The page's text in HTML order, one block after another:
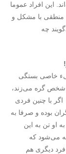
این افراد عموما
منطقی با مشکل و
چه
خاصی بستگی
شخص گره می‌زند،
با چنین فردی
بوده و صرفا به
او تن به این
می‌شود که
دیگری هم